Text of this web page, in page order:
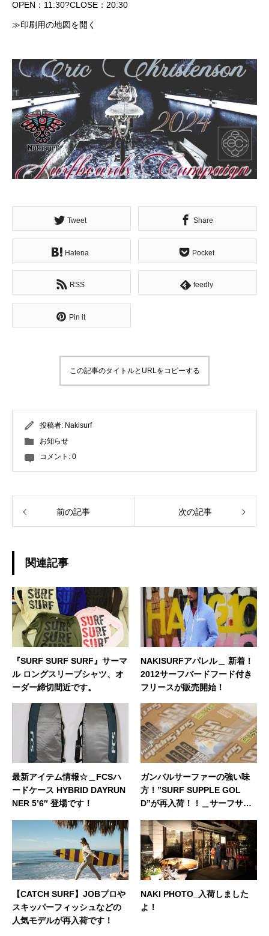
OPEN：11:30?CLOSE：20:30
≫印刷用の地図を開く
Tweet Share
Hatena Pocket
RSS feedly
Pin it
この記事のタイトルとURLをコピーする
投稿者: Nakisurf
お知らせ
コメント: 0
前の記事 次の記事
関連記事
『SURF SURF SURF』サーマ
ル ロングスリーブシャツ、オ
ーダー締切間近です。
NAKISURFアパレル＿ 新着！
2012サーフバードフード付き
フリースが販売開始！
最新アイテム情報☆＿FCSハ
ードケース HYBRID DAYRUN
NER 5’6″ 登場です！
ガンバルサーファーの強い味
方！”SURF SUPPLE GOL
D”が再入荷！！＿サーフサプ
り！！
【CATCH SURF】JOBプロや
スキッパーフィッシュなどの
人気モデルが再入荷です！
NAKI PHOTO_入荷しました
よ！